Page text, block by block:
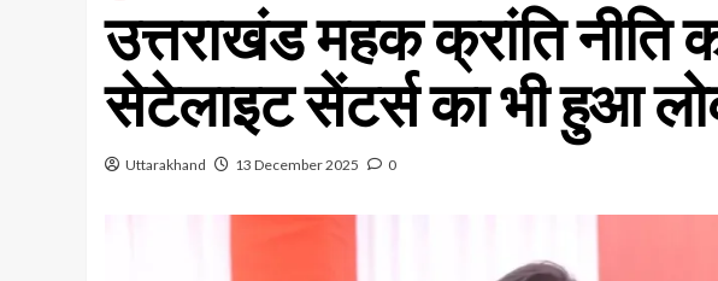
उत्तराखंड महक क्रांति नीति
सेटेलाइट सेंटर्स का भी हुआ
Uttarakhand 13 December 2025 0